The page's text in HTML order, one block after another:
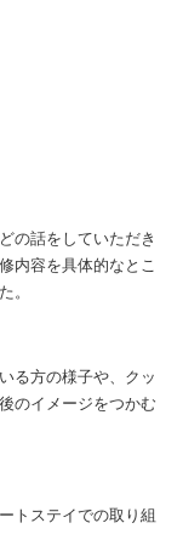
の話をしていただき
内容を具体的なとこ
。
る方の様子や、クッ
のイメージをつかむ
トステイでの取り組